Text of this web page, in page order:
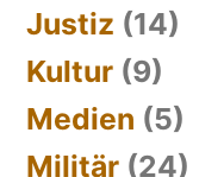
Justiz (14)
Kultur (9)
Medien (5)
Militär (24)